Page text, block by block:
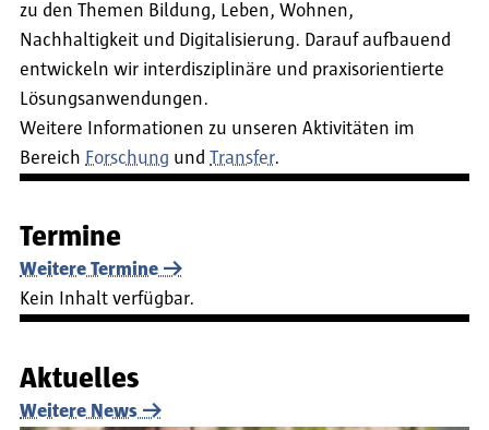
zu den Themen Bildung, Leben, Wohnen,
Nachhaltigkeit und Digitalisierung. Darauf aufbauend
entwickeln wir interdisziplinäre und praxisorientierte
Lösungsanwendungen.
Weitere Informationen zu unseren Aktivitäten im
Bereich Forschung und Transfer.
Termine
Weitere Termine
Kein Inhalt verfügbar.
Aktuelles
Weitere News